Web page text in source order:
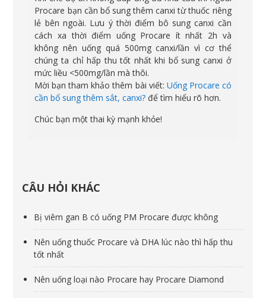
Procare bạn cần bổ sung thêm canxi từ thuốc riêng
lẻ bên ngoài. Lưu ý thời điểm bô sung canxi cần
cách xa thời điểm uống Procare ít nhất 2h và
không nên uống quá 500mg canxi/lần vì cơ thể
chúng ta chỉ hấp thu tốt nhất khi bổ sung canxi ở
mức liều <500mg/lần mà thôi.
Mời bạn tham khảo thêm bài viết: Uống Procare có
cần bổ sung thêm sắt, canxi? để tìm hiểu rõ hơn.
Chúc bạn một thai kỳ mạnh khỏe!
CÂU HỎI KHÁC
Bị viêm gan B có uống PM Procare được không
Nên uống thuốc Procare và DHA lúc nào thì hấp thu
tốt nhất
Nên uống loại nào Procare hay Procare Diamond